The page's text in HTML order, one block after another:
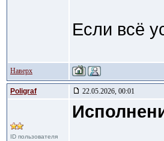
Если всё
Наверх
Poligraf 22.05.2026, 00:01
ID пользователя